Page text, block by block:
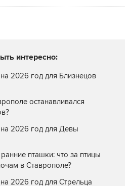
интересно:
2026 год для Близнецов
останавливался
на 2026 год для Девы
пташки: что за птицы
в Ставрополе?
2026 год для Стрельца